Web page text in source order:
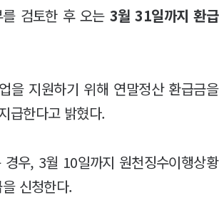
검토한 후 오는 3월 31일까지 환급
을 지원하기 위해 연말정산 환급금을
급한다고 밝혔다.
우, 3월 10일까지 원천징수이행상황
신청한다.